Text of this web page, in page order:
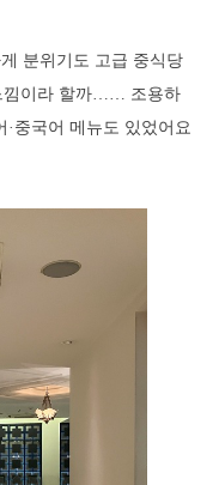
분위기도 고급 중식당
낌이라 할까…… 조용하
·중국어 메뉴도 있었어요